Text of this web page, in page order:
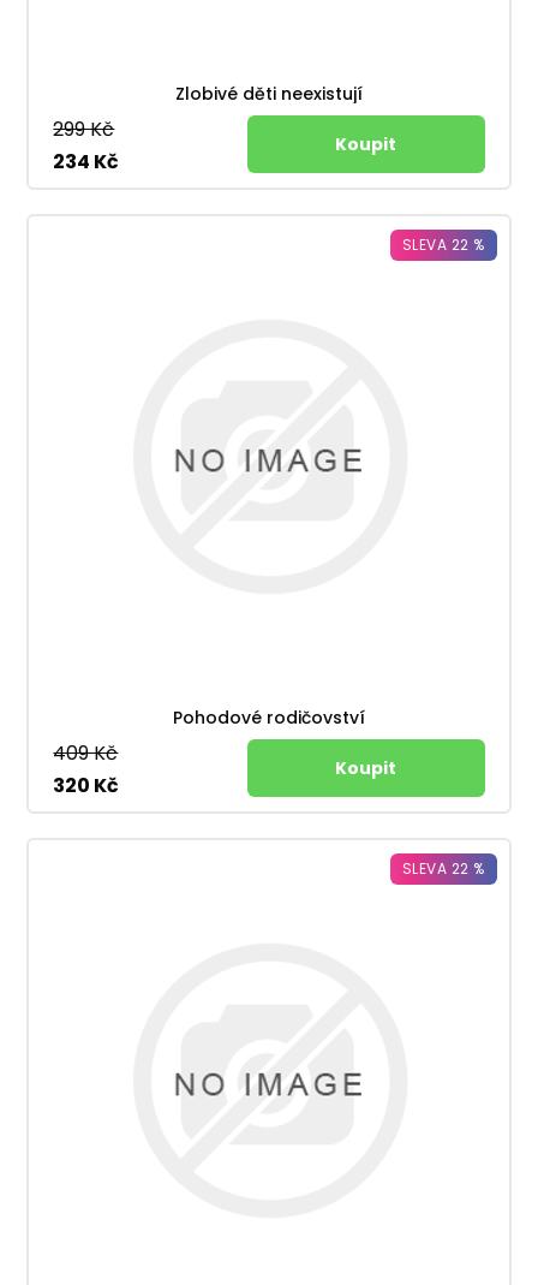
Zlobivé děti neexistují
299 Kč
234 Kč
SLEVA 22 %
Pohodové rodičovství
409 Kč
320 Kč
SLEVA 22 %